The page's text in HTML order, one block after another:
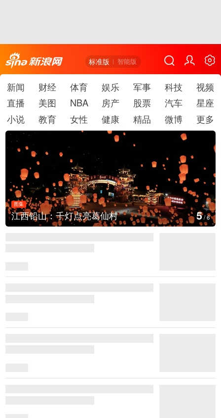
标准版 智能版
新闻 财经 体育 娱乐 军事 科技
视频
直播
美图 NBA 房产 股票 汽车
星座
小说
教育 女性 健康 精品 微博 更多
图集
上海：七彩稻田画迎最佳观赏期 6/6